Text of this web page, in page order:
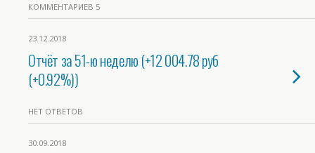
КОММЕНТАРИЕВ 5
23.12.2018
Отчёт за 51-ю неделю (+12 004.78 руб
(+0.92%))
НЕТ ОТВЕТОВ
30.09.2018